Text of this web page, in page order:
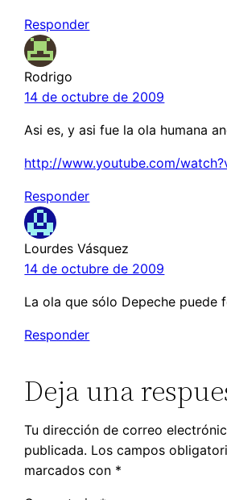
Responder
Rodrigo
14 de octubre de 2009
Asi es, y asi fue la ola humana
http://www.youtube.com/
Responder
Lourdes Vásquez
14 de octubre de 2009
La ola que sólo Depeche puede
Responder
Deja una
Tu dirección de correo
publicada. Los campos
marcados con *